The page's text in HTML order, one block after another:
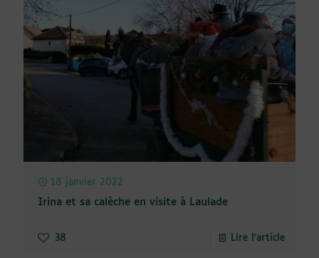
18 janvier 2022
Irina et sa calèche en visite à Laulade
38 Lire l'article